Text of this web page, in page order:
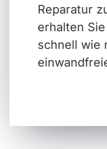
Reparatur
erhalten
schnell wie